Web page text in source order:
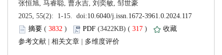
( ) 317 )